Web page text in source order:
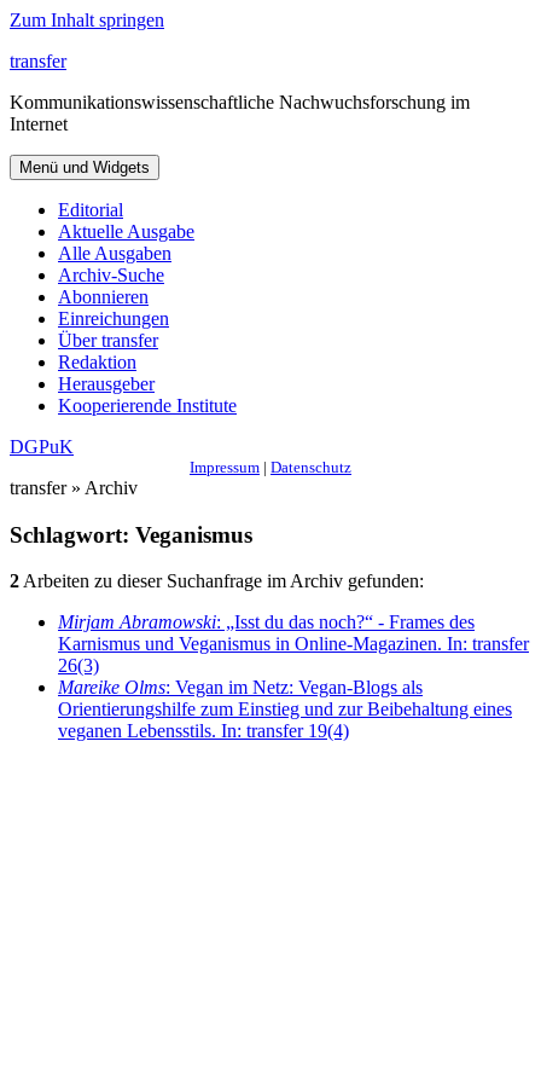
Zum Inhalt springen
transfer
Kommunikationswissenschaftliche Nachwuchsforschung im
Internet
Menü und Widgets
Editorial
Aktuelle Ausgabe
Alle Ausgaben
Archiv-Suche
Abonnieren
Einreichungen
Über transfer
Redaktion
Herausgeber
Kooperierende Institute
DGPuK
Impressum | Datenschutz
transfer » Archiv
Schlagwort: Veganismus
2Arbeiten zu dieser Suchanfrage im Archiv gefunden:
Mirjam Abramowski: „Isst du das noch?“ - Frames des
Karnismus und Veganismus in Online-Magazinen. In: transfer
26(3)
Mareike Olms: Vegan im Netz: Vegan-Blogs als
Orientierungshilfe zum Einstieg und zur Beibehaltung eines
veganen Lebensstils. In: transfer 19(4)